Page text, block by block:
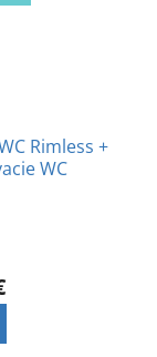
Rimless +
WC